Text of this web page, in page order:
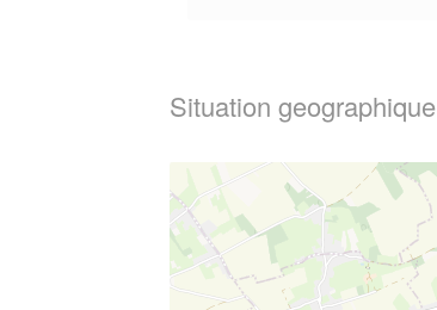
Situation geographique